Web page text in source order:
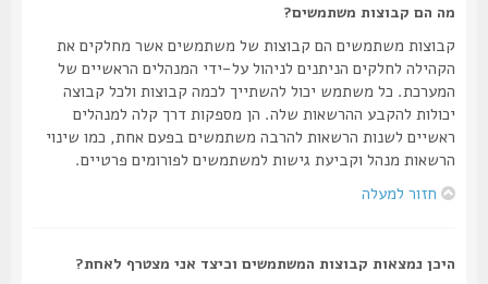
מה הם קבוצות משתמשים?
קבוצות משתמשים הם קבוצות של משתמשים אשר מחלקים את
הקהילה לחלקים הניתנים לניהול על-ידי המנהלים הראשיים של
המערכת. כל משתמש יכול להשתייך לכמה קבוצות ולכל קבוצה
יכולות להקבע ההרשאות שלה. הן מספקות דרך קלה למנהלים
ראשיים לשנות הרשאות להרבה משתמשים בפעם אחת, כמו שינוי
הרשאות מנהל וקביעת גישות למשתמשים לפורומים פרטיים.
חזור למעלה
היכן נמצאות קבוצות המשתמשים וכיצד אני מצטרף לאחת?